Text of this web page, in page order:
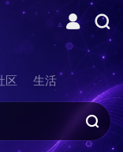
区 生活